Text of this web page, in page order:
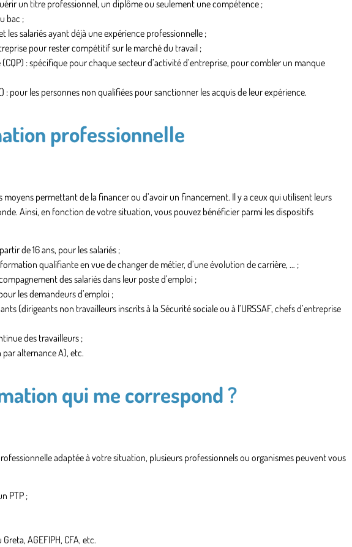
un titre professionnel, un diplôme ou seulement une compétence ;
bac ;
les salariés ayant déjà une expérience professionnelle ;
pour rester compétitif sur le marché du travail ;
(CQP) : spécifique pour chaque secteur d’activité d’entreprise, pour combler un manque
: pour les personnes non qualifiées pour sanctionner les acquis de leur expérience.
professionnelle
permettant de la financer ou d’avoir un financement. Il y a ceux qui utilisent leurs
Ainsi, en fonction de votre situation, vous pouvez bénéficier parmi les dispositifs
de 16 ans, pour les salariés ;
qualifiante en vue de changer de métier, d’une évolution de carrière, … ;
des salariés dans leur poste d’emploi ;
les demandeurs d’emploi ;
(dirigeants non travailleurs inscrits à la Sécurité sociale ou à l’URSSAF, chefs d’entreprise
des travailleurs ;
alternance A), etc.
qui me correspond ?
adaptée à votre situation, plusieurs professionnels ou organismes peuvent vous
PTP ;
Greta, AGEFIPH, CFA, etc.